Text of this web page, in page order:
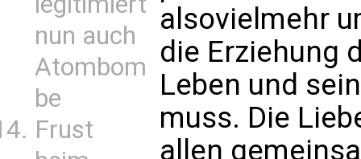
nun auch
Atombom
be
Frust
alsovielmehr
die Erziehung
Leben und
muss. Die
allen